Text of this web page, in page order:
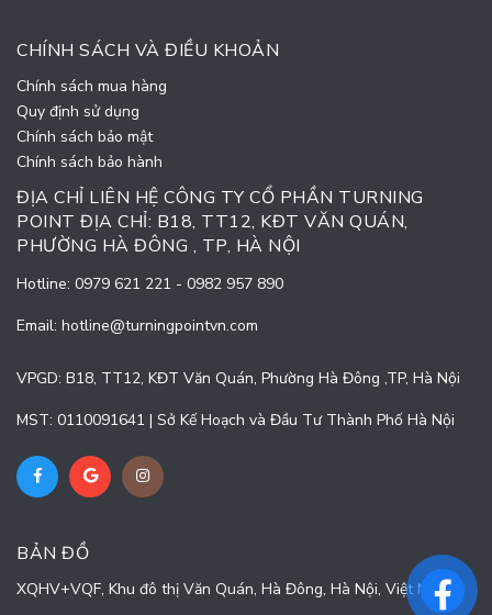
CHÍNH SÁCH VÀ ĐIỀU KHOẢN
Chính sách mua hàng
Quy định sử dụng
Chính sách bảo mật
Chính sách bảo hành
ĐỊA CHỈ LIÊN HỆ CÔNG TY CỔ PHẦN TURNING
POINT ĐỊA CHỈ: B18, TT12, KĐT VĂN QUÁN,
PHƯỜNG HÀ ĐÔNG , TP, HÀ NỘI
Hotline: 0979 621 221 - 0982 957 890
Email: hotline@turningpointvn.com
VPGD: B18, TT12, KĐT Văn Quán, Phường Hà Đông ,TP, Hà Nội
MST: 0110091641 | Sở Kế Hoạch và Đầu Tư Thành Phố Hà Nội
BẢN ĐỒ
XQHV+VQF, Khu đô thị Văn Quán, Hà Đông, Hà Nội, Việt Nam